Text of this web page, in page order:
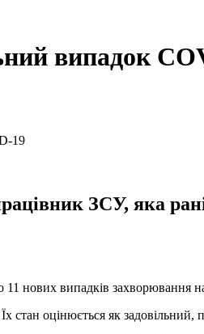
випадок
ЗСУ, яка
11 нових випадків захворювання
стан оцінюється як задовільний,